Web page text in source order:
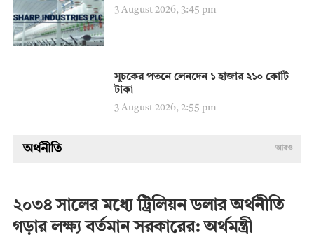
3 August 2026, 3:45 pm
সূচকের পতনে লেনদেন ১ হাজার ২১০ কোটি
টাকা
3 August 2026, 2:55 pm
অর্থনীতি আরও
২০৩৪ সালের মধ্যে ট্রিলিয়ন ডলার অর্থনীতি
গড়ার লক্ষ্য বর্তমান সরকারের: অর্থমন্ত্রী